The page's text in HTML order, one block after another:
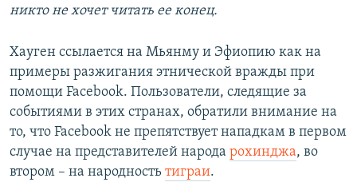
никто не хочет читать ее конец.
Хауген ссылается на Мьянму и Эфиопию как на
примеры разжигания этнической вражды при
помощи Facebook. Пользователи, следящие за
событиями в этих странах, обратили внимание на
то, что Facebook не препятствует нападкам в первом
случае на представителей народа рохинджа, во
втором – на народность тиграи.